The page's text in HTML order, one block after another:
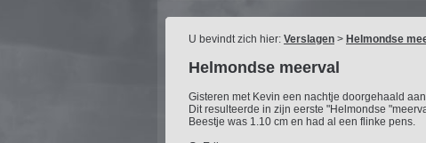
U bevindt zich hier: Verslagen > Helmondse
Helmondse meerval
Gisteren met Kevin een nachtje doorgehaald
Dit resulteerde in zijn eerste "Helmondse
Beestje was 1.10 cm en had al een flinke pens.